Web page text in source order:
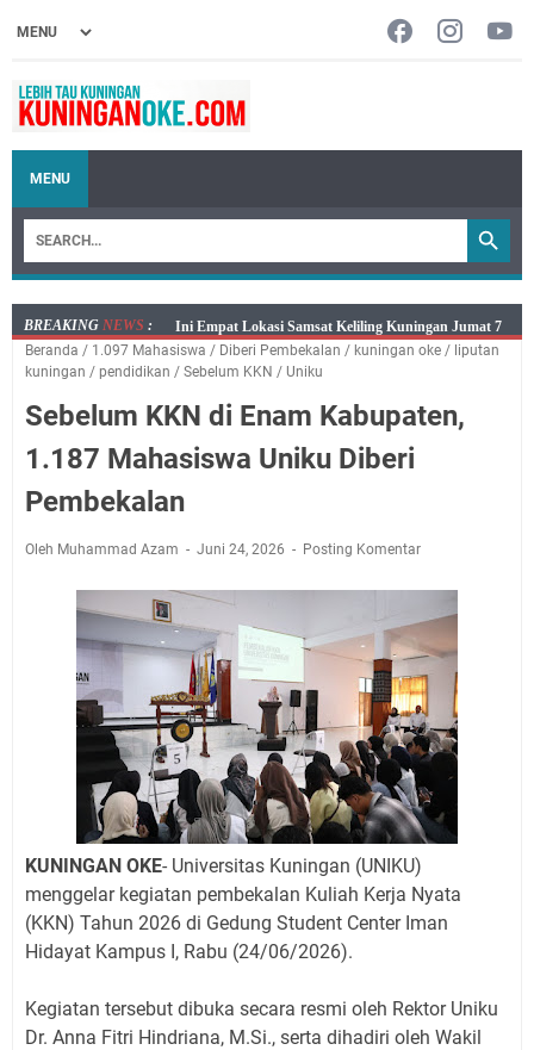
MENU
BREAKING NEWS :
Jumat 7 Agustus 2026 Mobil SIM Keliling Ada di
Kecamatan Sindangagung
Dicabut Dari Hidupmu, Kamu Akan Tetap Berjalan
Kelaparan Meskipun Memiliki Sekarung Penuh Uang
juga Tempat Beristirahat yang Paling Menenangkan, Ini
Sangat Seru
Warga Mulai Kesulitan Air Bersih Akibat Kekeringan,
Polres Kuningan dan PAM Tirta Kamuning Salurakan
12 Ribu Liter
Uniku Jadi Tuan Rumah Pendampingan Penyusunan
Dokumen SPMI
Sudahkah Kita Merdeka Dari Hawa Nafsu?
Info Sembako di Pasar Kepuh Kuningan Kamis 6
Agustus 2026, Daging Naik, Telur Turun
Agenda Kegiatan Bupati Kuningan Jumat 7 Agustus
2026 Ada Tiga, Tapi yang Bakal Dihadiri Hanya Satu
Ini Empat Lokasi Samsat Keliling Kuningan Jumat 7
Agustus 2026
Beranda / 1.097 Mahasiswa / Diberi Pembekalan / kuningan oke / liputan
kuningan / pendidikan / Sebelum KKN / Uniku
Sebelum KKN di Enam Kabupaten,
1.187 Mahasiswa Uniku Diberi
Pembekalan
Oleh Muhammad Azam Juni 24, 2026 Posting Komentar
KUNINGAN OKE- Universitas Kuningan (UNIKU)
menggelar kegiatan pembekalan Kuliah Kerja Nyata
(KKN) Tahun 2026 di Gedung Student Center Iman
Hidayat Kampus I, Rabu (24/06/2026).
Kegiatan tersebut dibuka secara resmi oleh Rektor Uniku
Dr. Anna Fitri Hindriana, M.Si., serta dihadiri oleh Wakil